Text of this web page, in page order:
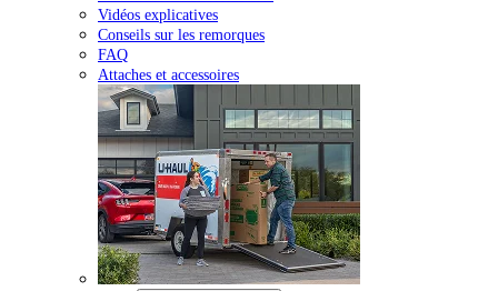
Vidéos explicatives
Conseils sur les remorques
FAQ
Attaches et accessoires